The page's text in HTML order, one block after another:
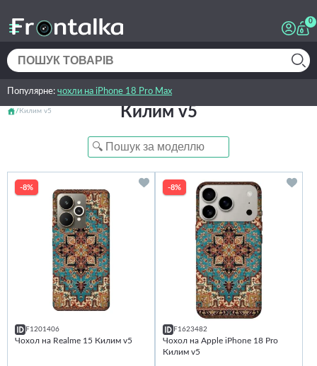
0
Популярне: чохли на iPhone 18 Pro Max
Килим v5 Килим v5
-8%
F1201406
Чохол на Realme 15 Килим v5
-8%
F1623482
Чохол на Apple iPhone 18 Pro
Килим v5